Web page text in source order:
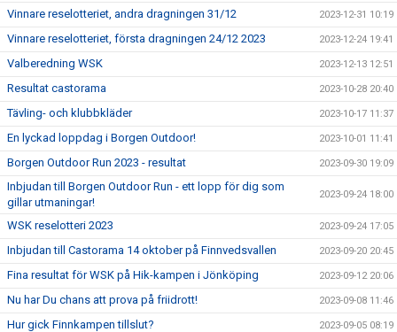
Vinnare reselotteriet, andra dragningen 31/12 2023-12-31 10:19
Vinnare reselotteriet, första dragningen 24/12 2023 2023-12-24 19:41
Valberedning WSK 2023-12-13 12:51
Resultat castorama 2023-10-28 20:40
Tävling- och klubbkläder 2023-10-17 11:37
En lyckad loppdag i Borgen Outdoor! 2023-10-01 11:41
Borgen Outdoor Run 2023 - resultat 2023-09-30 19:09
Inbjudan till Borgen Outdoor Run - ett lopp för dig som
gillar utmaningar!
2023-09-24 18:00
WSK reselotteri 2023 2023-09-24 17:05
Inbjudan till Castorama 14 oktober på Finnvedsvallen 2023-09-20 20:45
Fina resultat för WSK på Hik-kampen i Jönköping 2023-09-12 20:06
Nu har Du chans att prova på friidrott! 2023-09-08 11:46
Hur gick Finnkampen tillslut? 2023-09-05 08:19